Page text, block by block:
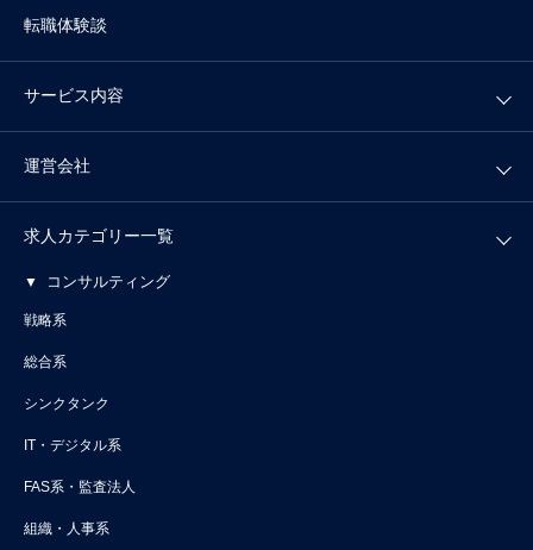
転職体験談
サービス内容
運営会社
求人カテゴリー一覧
コンサルティング
戦略系
総合系
シンクタンク
IT・デジタル系
FAS系・監査法人
組織・人事系